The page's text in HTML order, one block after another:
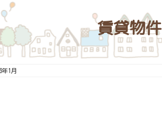
賃貸物件
年1月